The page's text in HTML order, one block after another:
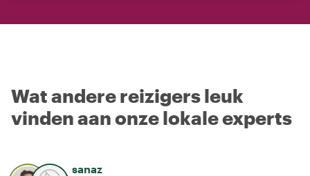
Wat andere reizigers leuk
vinden aan onze lokale experts
sanaz